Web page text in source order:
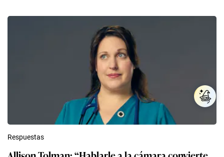
Respuestas